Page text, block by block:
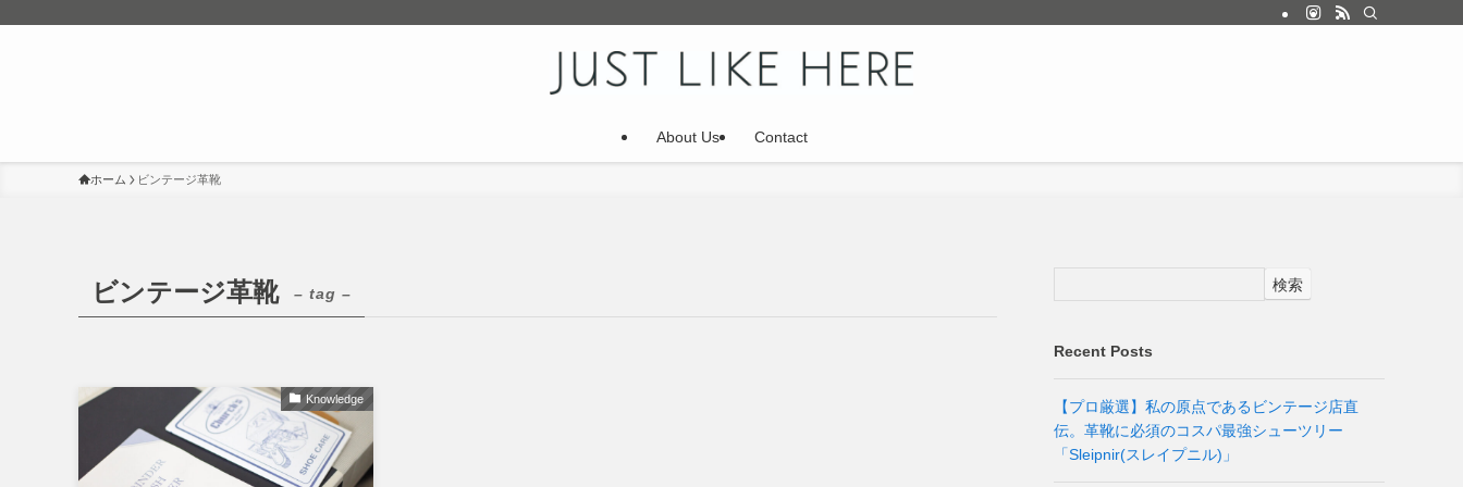
About Us Contact
ホーム ビンテージ革靴
ビンテージ革靴 – tag –
Knowledge
検索
Recent Posts
【プロ厳選】私の原点であるビンテージ店直
伝。革靴に必須のコスパ最強シューツリー
「Sleipnir(スレイプニル)」